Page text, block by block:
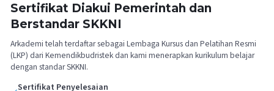
Sertifikat Diakui Pemerintah dan
Berstandar SKKNI
Arkademi telah terdaftar sebagai Lembaga Kursus dan Pelatihan Resmi
(LKP) dari Kemendikbudristek dan kami menerapkan kurikulum belajar
dengan standar SKKNI.
Sertifikat Penyelesaian